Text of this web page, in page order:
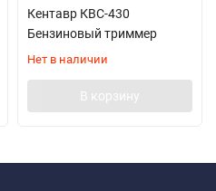
Кентавр КВС-430
Бензиновый триммер
Нет в наличии
В корзину